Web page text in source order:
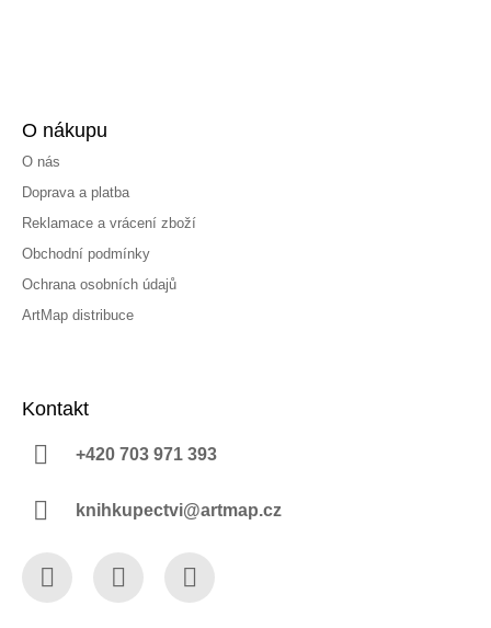
O nákupu
O nás
Doprava a platba
Reklamace a vrácení zboží
Obchodní podmínky
Ochrana osobních údajů
ArtMap distribuce
Kontakt
+420 703 971 393
knihkupectvi@artmap.cz